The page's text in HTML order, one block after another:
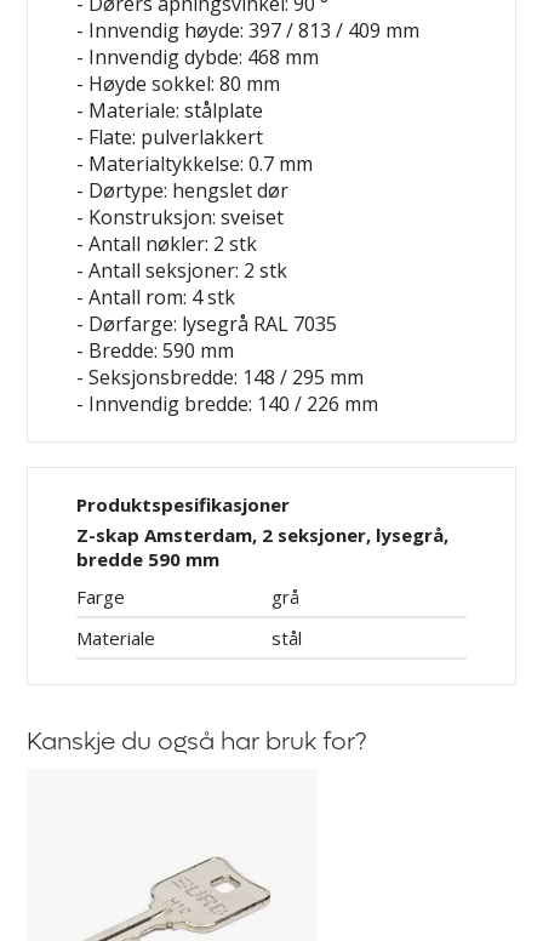
- Innvendig høyde: 397 / 813 / 409 mm
- Innvendig dybde: 468 mm
- Høyde sokkel: 80 mm
- Materiale: stålplate
- Flate: pulverlakkert
- Materialtykkelse: 0.7 mm
- Dørtype: hengslet dør
- Konstruksjon: sveiset
- Antall nøkler: 2 stk
- Antall seksjoner: 2 stk
- Antall rom: 4 stk
- Dørfarge: lysegrå RAL 7035
- Bredde: 590 mm
- Seksjonsbredde: 148 / 295 mm
- Innvendig bredde: 140 / 226 mm
Produktspesifikasjoner
Z-skap Amsterdam, 2 seksjoner, lysegrå,
bredde 590 mm
Farge
grå
Materiale
stål
Kanskje du også har bruk for?